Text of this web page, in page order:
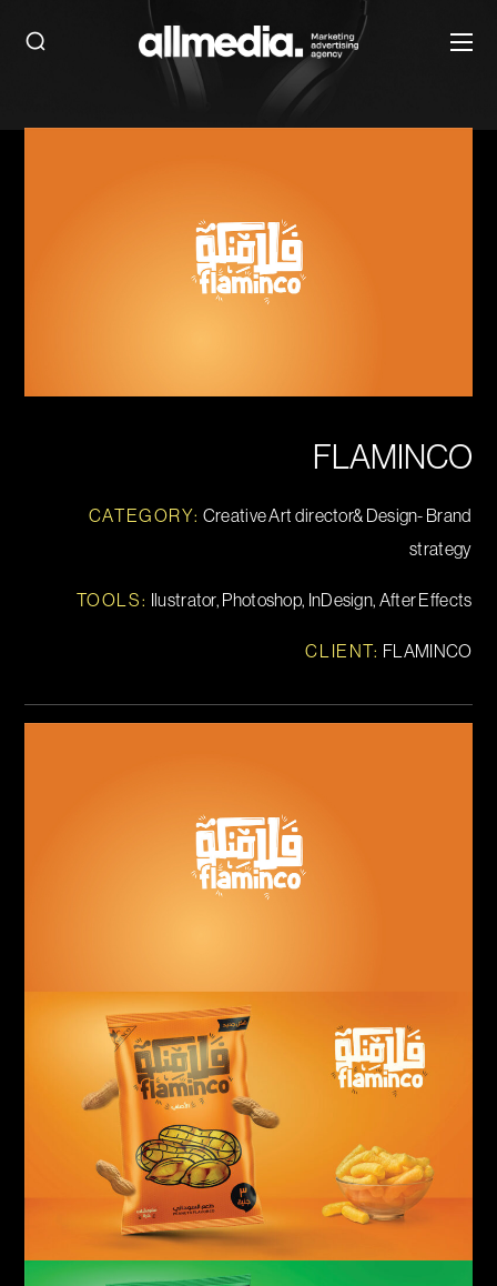
FLAMINCO
CATEGORY: Creative Art director& Design- Brand
strategy
TOOLS: Ilustrator, Photoshop, InDesign, After Effects
CLIENT: FLAMINCO